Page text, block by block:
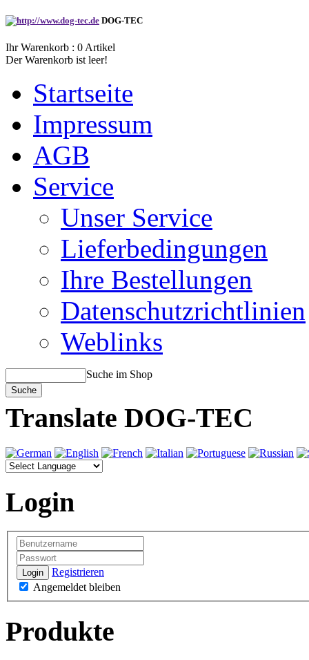
DOG-TEC
Ihr Warenkorb : 0 Artikel
Der Warenkorb ist leer!
Startseite
Impressum
AGB
Service
Unser Service
Lieferbedingungen
Ihre Bestellungen
Datenschutzrichtlinien
Weblinks
Suche im Shop
Translate DOG-TEC
Login
Login
Registrieren
Angemeldet bleiben
Produkte